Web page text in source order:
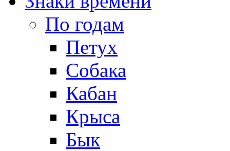
По годам
Петух
Собака
Кабан
Крыса
Бык